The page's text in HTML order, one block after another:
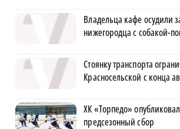
Владельца кафе осудили
нижегородца с собакой-
Стоянку транспорта
Красносельской с конца
ХК «Торпедо»
предсезонный сбор